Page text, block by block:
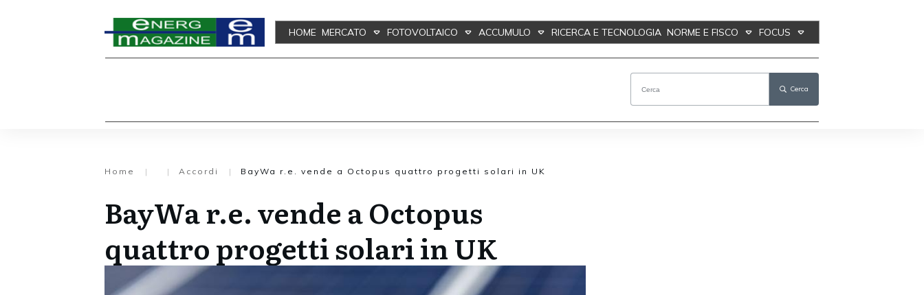
HOME MERCATO FOTOVOLTAICO ACCUMULO RICERCA E TECNOLOGIA NORME E FISCO FOCUS
Cerca
Home | | Accordi | BayWa r.e. vende a Octopus quattro progetti solari in UK
BayWa r.e. vende a Octopus
quattro progetti solari in UK